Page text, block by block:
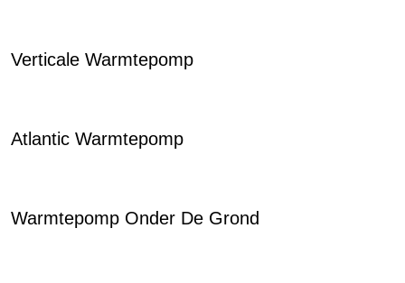
Verticale Warmtepomp
Atlantic Warmtepomp
Warmtepomp Onder De Grond